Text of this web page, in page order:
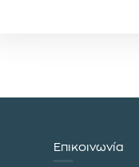
Επικοινωνία